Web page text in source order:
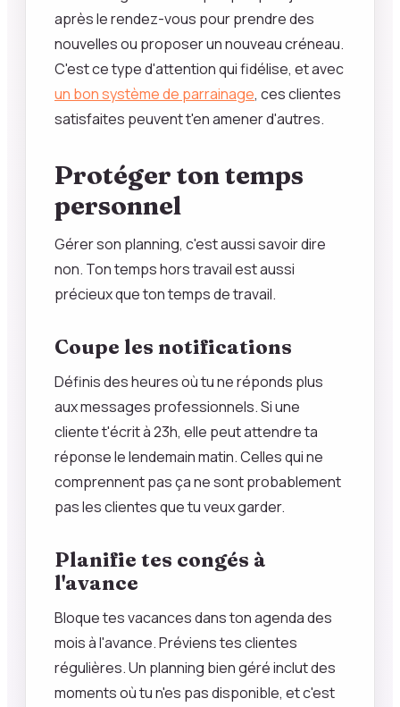
après le rendez-vous pour prendre des
nouvelles ou proposer un nouveau créneau.
C'est ce type d'attention qui fidélise, et avec
un bon système de parrainage, ces clientes
satisfaites peuvent t'en amener d'autres.
Protéger ton temps
personnel
Gérer son planning, c'est aussi savoir dire
non. Ton temps hors travail est aussi
précieux que ton temps de travail.
Coupe les notifications
Définis des heures où tu ne réponds plus
aux messages professionnels. Si une
cliente t'écrit à 23h, elle peut attendre ta
réponse le lendemain matin. Celles qui ne
comprennent pas ça ne sont probablement
pas les clientes que tu veux garder.
Planifie tes congés à
l'avance
Bloque tes vacances dans ton agenda des
mois à l'avance. Préviens tes clientes
régulières. Un planning bien géré inclut des
moments où tu n'es pas disponible, et c'est